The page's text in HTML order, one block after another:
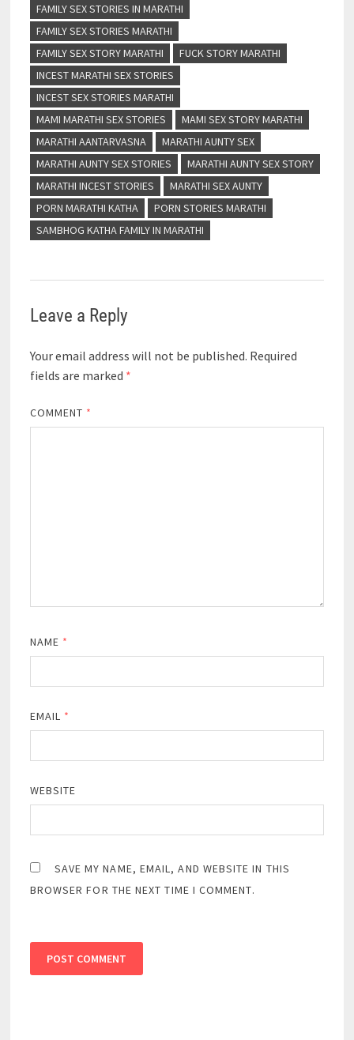
FAMILY SEX STORIES IN MARATHI
FAMILY SEX STORIES MARATHI
FAMILY SEX STORY MARATHI
FUCK STORY MARATHI
INCEST MARATHI SEX STORIES
INCEST SEX STORIES MARATHI
MAMI MARATHI SEX STORIES
MAMI SEX STORY MARATHI
MARATHI AANTARVASNA
MARATHI AUNTY SEX
MARATHI AUNTY SEX STORIES
MARATHI AUNTY SEX STORY
MARATHI INCEST STORIES
MARATHI SEX AUNTY
PORN MARATHI KATHA
PORN STORIES MARATHI
SAMBHOG KATHA FAMILY IN MARATHI
Leave a Reply
Your email address will not be published. Required
fields are marked *
COMMENT *
NAME *
EMAIL *
WEBSITE
SAVE MY NAME, EMAIL, AND WEBSITE IN THIS
BROWSER FOR THE NEXT TIME I COMMENT.